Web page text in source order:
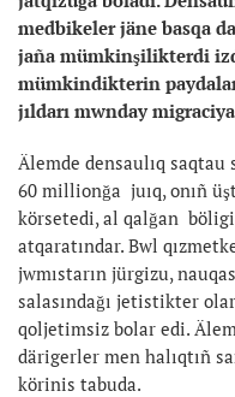
medbikeler jäne basqa
jaña mümkinşilikterdi
mümkindikterin
jıldarı mwnday
Älemde densaulıq saqtau
60 millionğa juıq, onıñ
körsetedi, al qalğan
atqaratındar. Bwl
jwmıstarın jürgizu,
salasındağı jetistikter
qoljetimsiz bolar edi.
därigerler men halıqtıñ
körinis tabuda.